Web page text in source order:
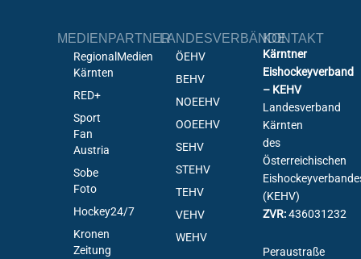
MEDIENPARTNER
RegionalMedien
Kärnten
RED+
Sport
Fan
Austria
Sobe
Foto
Hockey24/7
Kronen
Zeitung
LANDESVERBÄNDE
ÖEHV
BEHV
NOEEHV
OOEEHV
SEHV
STEHV
TEHV
VEHV
WEHV
KONTAKT
Kärntner
Eishockeyverband
– KEHV
Landesverband
Kärnten
des
Österreichischen
(KEHV)
ZVR:436031232
Peraustraße